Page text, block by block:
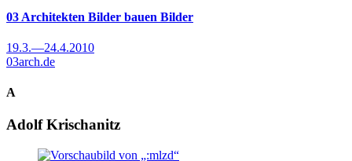
03 Architekten Bilder bauen Bilder
19.3.—24.4.2010
03arch.de
A
Adolf Krischanitz